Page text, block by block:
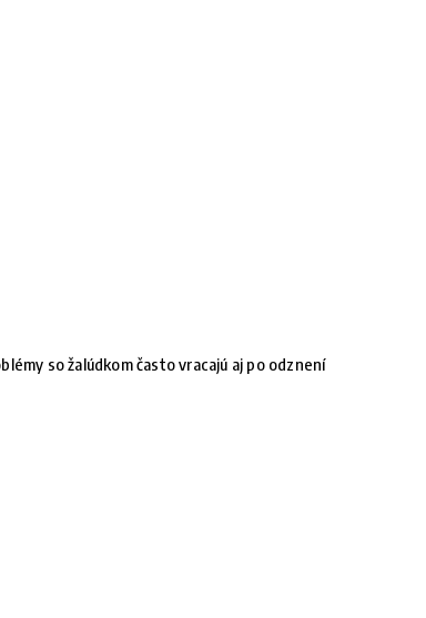
so žalúdkom často vracajú aj po odznení